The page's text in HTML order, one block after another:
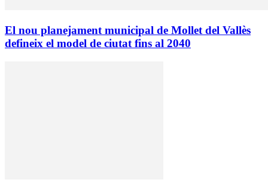
El nou planejament municipal de Mollet del Vallès
defineix el model de ciutat fins al 2040